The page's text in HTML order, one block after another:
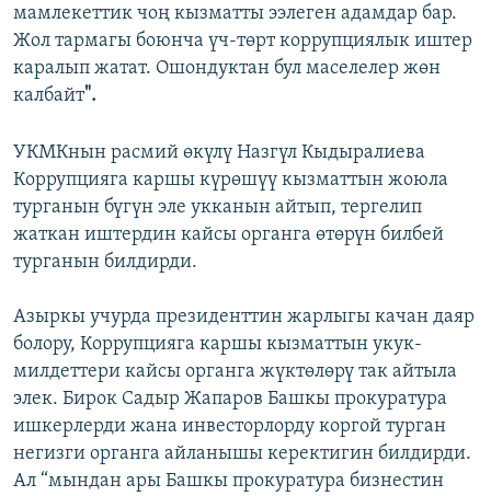
мамлекеттик чоң кызматты ээлеген адамдар бар.
Жол тармагы боюнча үч-төрт коррупциялык иштер
каралып жатат. Ошондуктан бул маселелер жөн
калбайт".
УКМКнын расмий өкүлү Назгүл Кыдыралиева
Коррупцияга каршы күрөшүү кызматтын жоюла
турганын бүгүн эле укканын айтып, тергелип
жаткан иштердин кайсы органга өтөрүн билбей
турганын билдирди.
Азыркы учурда президенттин жарлыгы качан даяр
болору, Коррупцияга каршы кызматтын укук-
милдеттери кайсы органга жүктөлөрү так айтыла
элек. Бирок Садыр Жапаров Башкы прокуратура
ишкерлерди жана инвесторлорду коргой турган
негизги органга айланышы керектигин билдирди.
Ал “мындан ары Башкы прокуратура бизнестин